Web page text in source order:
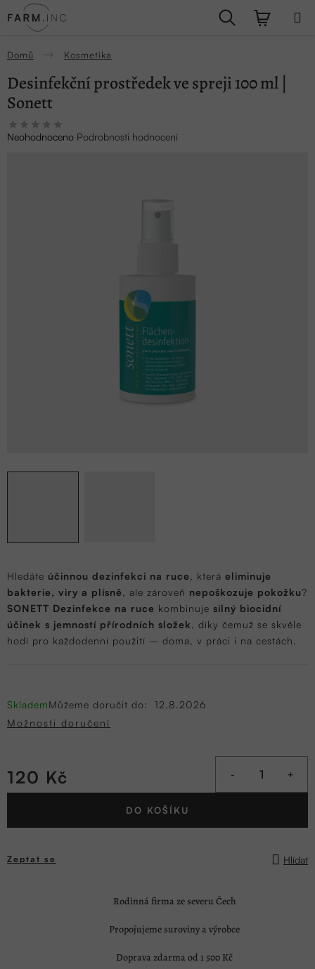
na
Hledat
Domů Kosmetika
Hledáte účinnou dezinfekci na ruce, která eliminuje
bakterie, viry a plísně, ale zároveň nepoškozuje pokožku?
SONETT Dezinfekce na ruce kombinuje silný biocidní
účinek s jemností přírodních složek, díky čemuž se skvěle
hodí pro každodenní použití – doma, v práci i na cestách.
SklademMůžeme doručit do:
12.8.2026
Možnosti doručení
120 Kč
Měrná
DO KOŠÍKU
Zeptat se Hlídat
Desinfekční prostředek ve spreji 100 ml |
Sonett
Průměrné
hodnocení
Neohodnoceno Podrobnosti hodnocení
Rodinná firma ze severu Čech
Propojujeme suroviny a výrobce
Doprava zdarma od 1 500 Kč